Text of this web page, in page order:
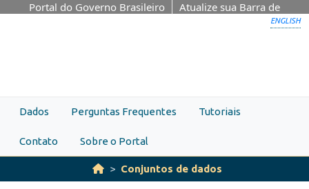
Skip to main content
Portal do Governo Brasileiro
Atualize sua Barra de
ENGLISH
Dados Perguntas Frequentes Tutoriais
Contato Sobre o Portal
Conjuntos de dados